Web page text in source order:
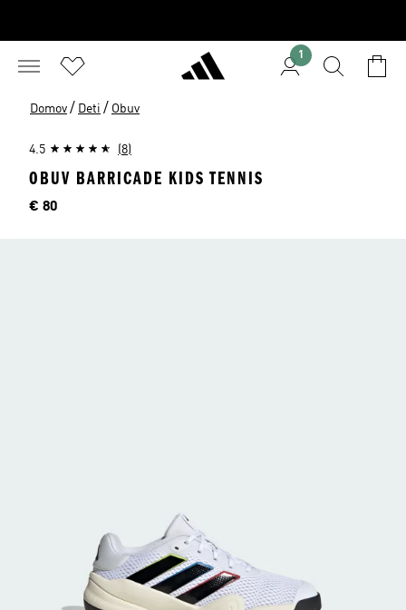
1
Domov / Deti / Obuv
4.5 (8)
OBUV BARRICADE KIDS TENNIS
Cena
€ 80